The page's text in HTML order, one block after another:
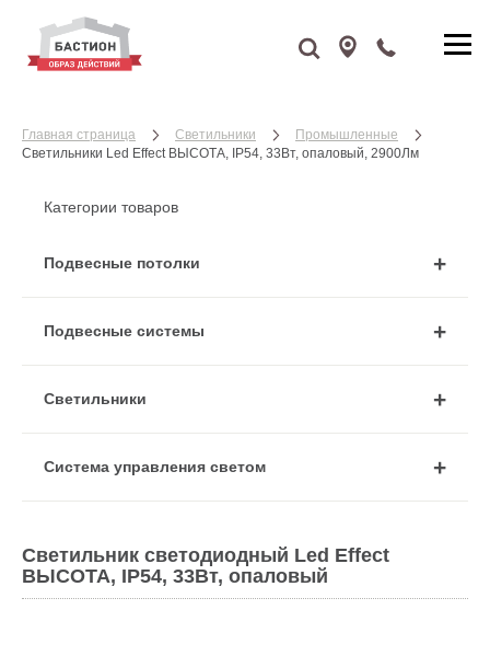
Главная страница Cветильники
Промышленные
Cветильники Led Effect ВЫСОТА, IP54, 33Вт, опаловый, 2900Лм
Категории товаров
Подвесные потолки
Подвесные системы
Cветильники
Система управления светом
Светильник светодиодный Led Effect
ВЫСОТА, IP54, 33Вт, опаловый